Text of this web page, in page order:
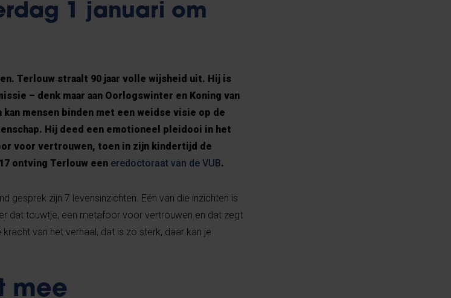
1 januari om
Terlouw straalt 90 jaar volle wijsheid uit. Hij is
– denk maar aan Oorlogswinter en Koning van
mensen binden met een weidse visie op de
Hij deed een emotioneel pleidooi in het
voor vertrouwen, toen in zijn kindertijd de
ontving Terlouw een eredoctoraat van de VUB.
gesprek zijn 7 levensinzichten. Eén van die inzichten is
dat touwtje, een metafoor voor vertrouwen en dat zegt
van het verhaal, dat is zo sterk, daar kan je
mee